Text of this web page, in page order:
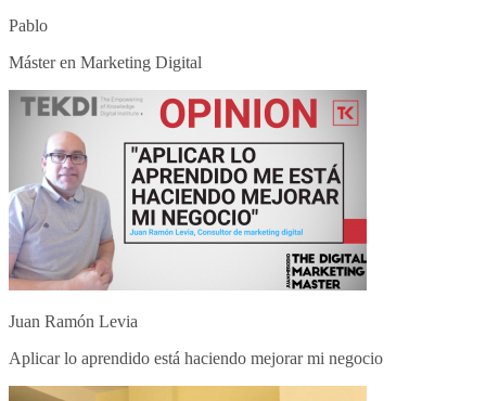
Pablo
Máster en Marketing Digital
Juan Ramón Levia
Aplicar lo aprendido está haciendo mejorar mi negocio